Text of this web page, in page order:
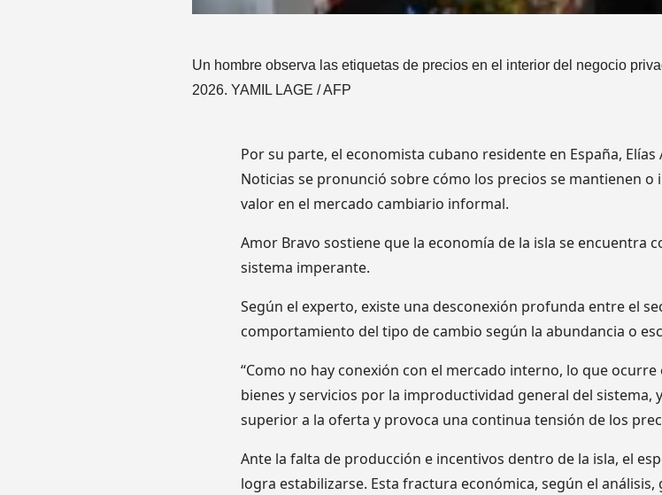
Un hombre observa las etiquetas de precios en el interior del negocio
2026. YAMIL LAGE / AFP
Por su parte, el economista cubano residente en España,
Noticias se pronunció sobre cómo los precios se mantienen o
valor en el mercado cambiario informal.
Amor Bravo sostiene que la economía de la isla se encuentra
sistema imperante.
Según el experto, existe una desconexión profunda entre el
comportamiento del tipo de cambio según la abundancia o
“Como no hay conexión con el mercado interno, lo que
bienes y servicios por la improductividad general del sistema,
superior a la oferta y provoca una continua tensión de los
Ante la falta de producción e incentivos dentro de la isla, el
logra estabilizarse. Esta fractura económica, según el